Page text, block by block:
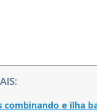
combinando e ilha